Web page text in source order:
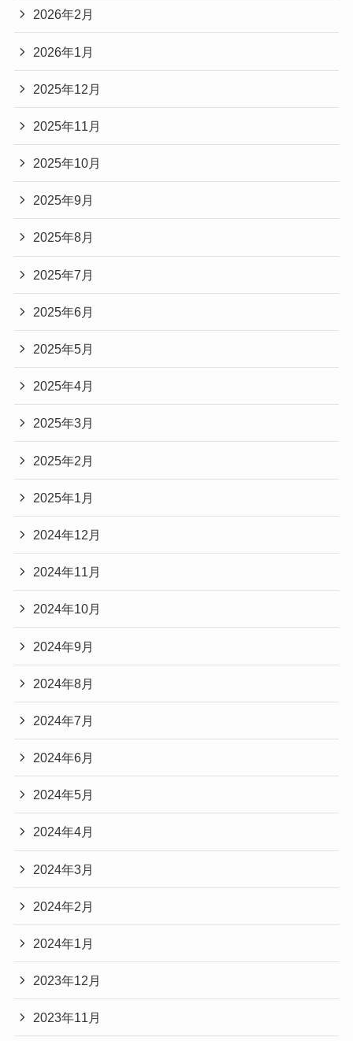
2026年2月
2026年1月
2025年12月
2025年11月
2025年10月
2025年9月
2025年8月
2025年7月
2025年6月
2025年5月
2025年4月
2025年3月
2025年2月
2025年1月
2024年12月
2024年11月
2024年10月
2024年9月
2024年8月
2024年7月
2024年6月
2024年5月
2024年4月
2024年3月
2024年2月
2024年1月
2023年12月
2023年11月